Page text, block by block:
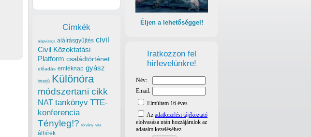
Éljen a lehetőséggel!
Iratkozzon fel
hírlevelünkre!
Címkék
alapvizsga aláírásgyűjtés civil
Civil Közoktatási
Platform családtörténet
előadás emléknap gyász
interjú Különóra
módszertani cikk
NAT tankönyv TTE-
konferencia
Tényleg!? törvény vita
álhírek